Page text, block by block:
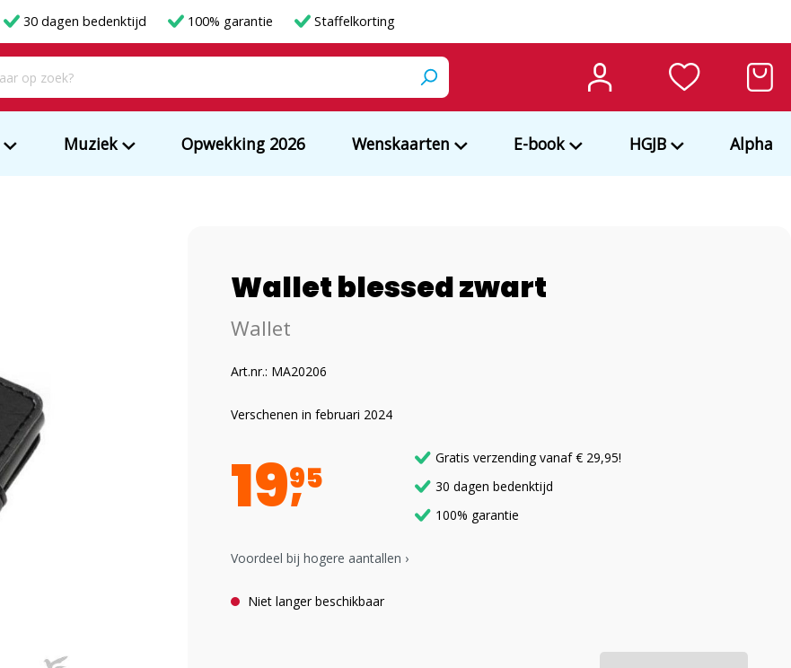
30 dagen bedenktijd 100% garantie Staffelkorting
Muziek Opwekking 2026 Wenskaarten E-book HGJB Alpha
Wallet blessed zwart
Wallet
Art.nr.: MA20206
Verschenen in februari 2024
1995
Gratis verzending vanaf € 29,95!
30 dagen bedenktijd
100% garantie
Voordeel bij hogere aantallen ›
Niet langer beschikbaar